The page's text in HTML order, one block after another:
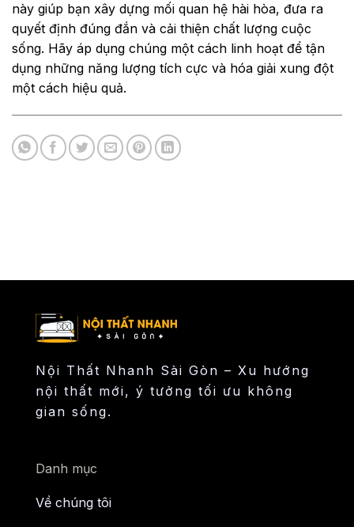
này giúp bạn xây dựng mối quan hệ hài hòa, đưa ra
quyết định đúng đắn và cải thiện chất lượng cuộc
sống. Hãy áp dụng chúng một cách linh hoạt để tận
dụng những năng lượng tích cực và hóa giải xung đột
một cách hiệu quả.
Nội Thất Nhanh Sài Gòn – Xu hướng
nội thất mới, ý tưởng tối ưu không
gian sống.
Danh mục
Về chúng tôi